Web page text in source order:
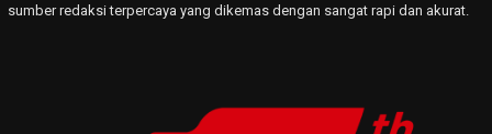
sumber redaksi terpercaya yang dikemas dengan sangat rapi dan akurat.